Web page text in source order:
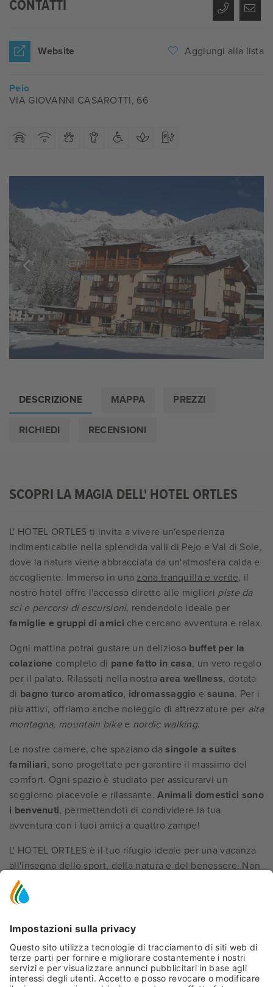
CONTATTI
Website Aggiungi alla lista
Peio
VIA GIOVANNI CASAROTTI, 66
DESCRIZIONE MAPPA PREZZI
RICHIEDI RECENSIONI
SCOPRI LA MAGIA DELL' HOTEL ORTLES
L' HOTEL ORTLES ti invita a vivere un'esperienza
indimenticabile nella splendida valli di Pejo e Val di Sole,
dove la natura viene abbracciata da un'atmosfera calda e
accogliente. Immerso in una zona tranquilla e verde, il
nostro hotel offre l'accesso diretto alle migliori piste da
sci e percorsi di escursioni, rendendolo ideale per
famiglie e gruppi di amici che cercano avventura e relax.
Ogni mattina potrai gustare un delizioso buffet per la
colazione completo di pane fatto in casa, un vero regalo
per il palato. Rilassati nella nostraarea wellness, dotata
di bagno turco aromatico, idromassaggio e sauna. Per i
più attivi, offriamo anche noleggio di attrezzature per alta
montagna, mountain bikee nordic walking.
Le nostre camere, che spaziano dasingole a suites
familiari, sono progettate per garantire il massimo del
comfort. Ogni spazio è studiato per assicurarvi un
soggiorno piacevole e rilassante.Animali domestici sono
i benvenuti, permettendoti di condividere la tua
avventura con i tuoi amici a quattro zampe!
L' HOTEL ORTLES è il tuo rifugio ideale per una vacanza
all'insegna dello sport, della natura e del benessere. Non
perdere l'occasione di scoprire la bellezza dei dintorni e
di creare ricordi indimenticabili!
SCOPRI LA MAGIA DELL' HOTEL ORTLES